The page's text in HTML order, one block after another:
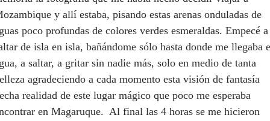
y allí estaba, pisando estas arenas onduladas de
poco profundas de colores verdes esmeraldas. Empecé a
de isla en isla, bañándome sólo hasta donde me llegaba
a saltar, a gritar sin nadie más, solo en medio de tanta
agradeciendo a cada momento esta visión de fantasía
realidad de este lugar mágico que poco me esperaba
en Magaruque. Al final las 4 horas se me hicieron